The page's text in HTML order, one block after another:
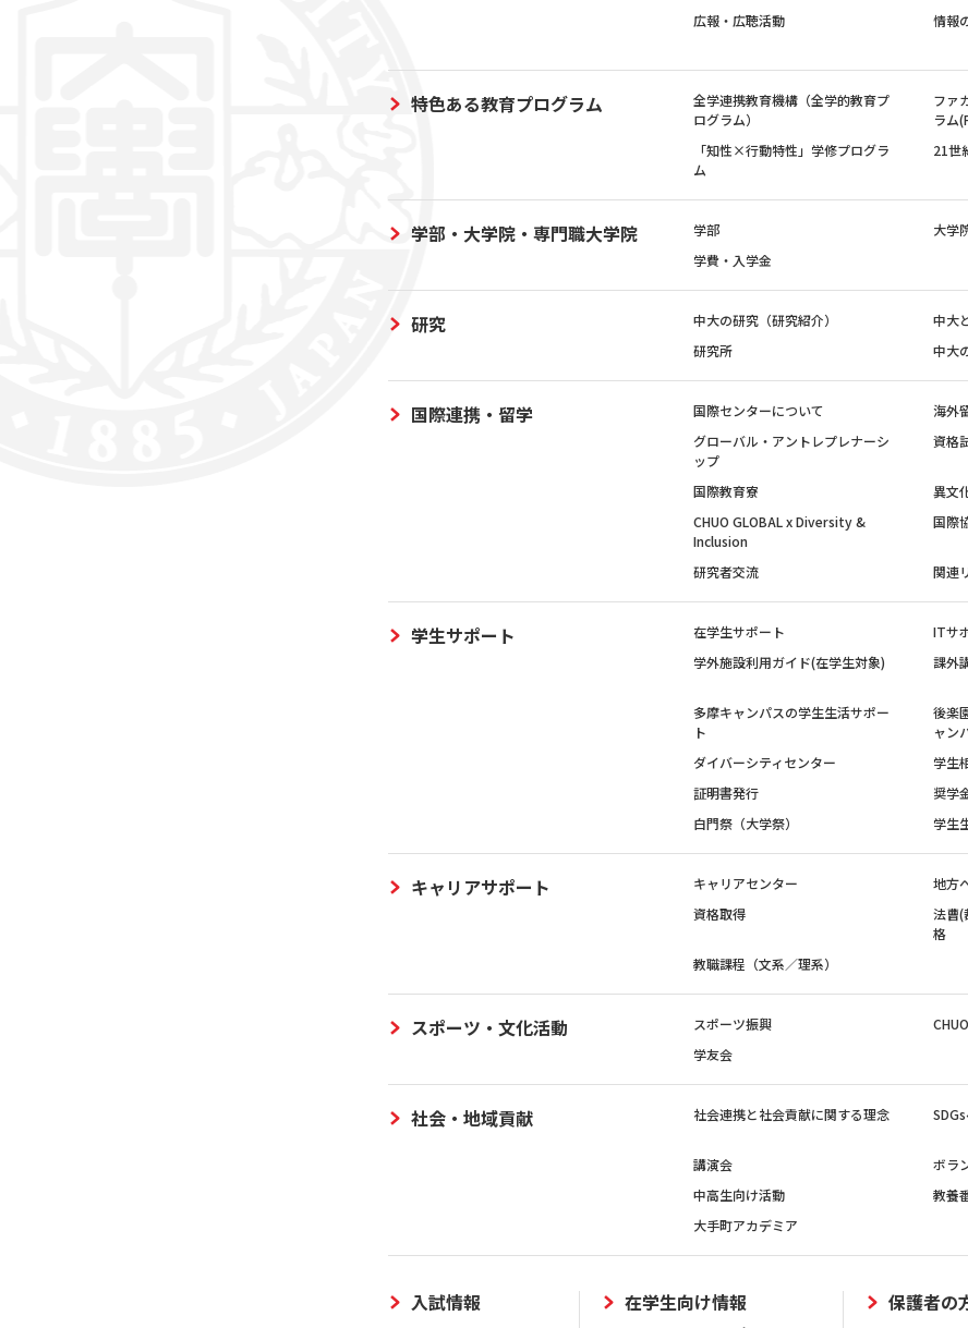
広報・広聴活動 情報
特色ある教育プログラム
全学連携教育機構（全学的教育プ
ログラム）
ファ
ラム
「知性×行動特性」学修プログラ
ム
21世
学部・大学院・専門職大学院 学部 大学
学費・入学金
研究 中大の研究（研究紹介） 中大
研究所
中大
国際連携・留学 国際センターについて 海外
グローバル・アントレプレナーシ
ップ
資格
国際教育寮 異文
CHUO GLOBAL x Diversity &
Inclusion
国際
研究者交流 関連
学生サポート 在学生サポート ITサ
学外施設利用ガイド(在学生対象)
課外
多摩キャンパスの学生生活サポー
ト
後楽
ャン
ダイバーシティセンター 学生
証明書発行
奨学
白門祭（大学祭）
学生
キャリアサポート キャリアセンター 地方
資格取得
法曹(
格
教職課程（文系／理系）
スポーツ・文化活動 スポーツ振興
学友会
社会・地域貢献 社会連携と社会貢献に関する理念
講演会
ボラ
中高生向け活動
教養
大手町アカデミア
入試情報 在学生向け情報 保護者の